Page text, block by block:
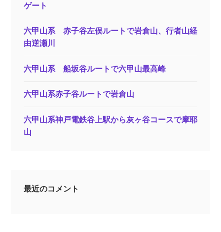
ゲート
六甲山系 赤子谷左俣ルートで岩倉山、行者山経
由逆瀬川
六甲山系 船坂谷ルートで六甲山最高峰
六甲山系赤子谷ルートで岩倉山
六甲山系神戸電鉄谷上駅から灰ヶ谷コースで摩耶
山
最近のコメント